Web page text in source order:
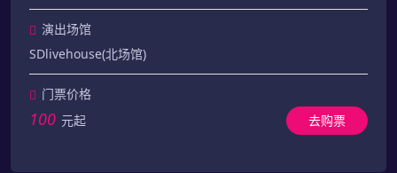
演出场馆
SDlivehouse(北场馆)
门票价格
100 元起 去购票